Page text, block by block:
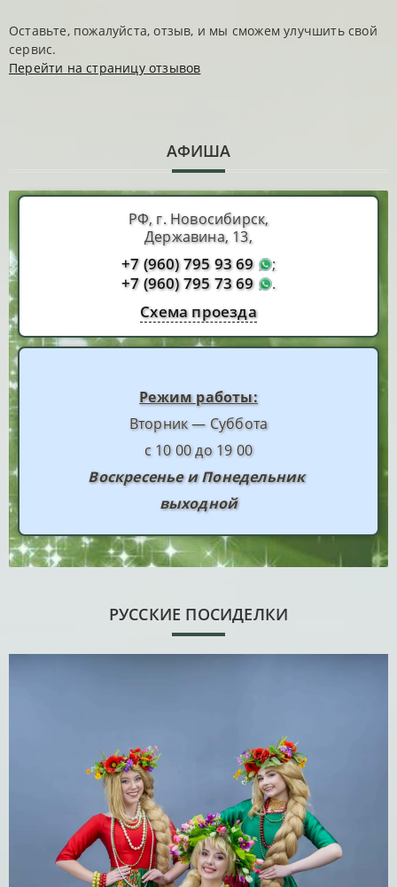
Оставьте, пожалуйста, отзыв, и мы сможем улучшить свой
сервис.
Перейти на страницу отзывов
АФИША
РФ, г. Новосибирск,
Державина, 13,
+7 (960) 795 93 69 ;
+7 (960) 795 73 69 .
Схема проезда
Режим работы:
Вторник — Суббота
с 10 00 до 19 00
Воскресенье и Понедельник
выходной
РУССКИЕ ПОСИДЕЛКИ